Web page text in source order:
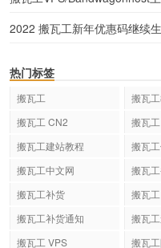
2022 搬瓦工新年优惠码继续
热门标签
搬瓦工 搬瓦
搬瓦工 CN2
搬瓦
搬瓦工建站教程 搬瓦
搬瓦工中文网
搬瓦
搬瓦工补货
搬瓦
搬瓦工补货通知
搬瓦
搬瓦工 VPS
搬瓦